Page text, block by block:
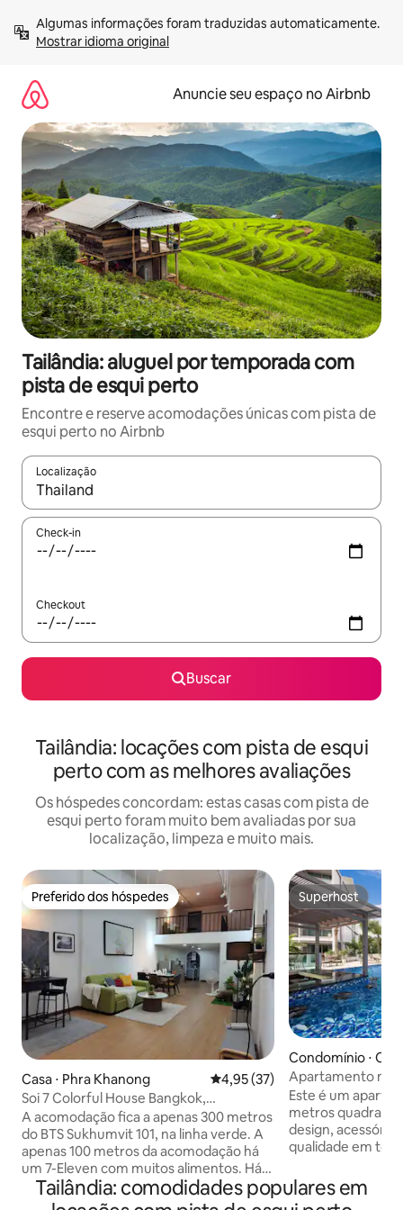
para
Mostrar idioma original
Anuncie seu espaço no Airbnb
Tailândia: aluguel por temporada com
pista de esqui perto
Encontre e reserve acomodações únicas com pista de
esqui perto no Airbnb
Localização
Quando os resultados estiverem disponíveis, explore-os
Check-in
Checkout
Buscar
Tailândia: locações com pista de esqui
perto com as melhores avaliações
Os hóspedes concordam: estas casas com pista de
esqui perto foram muito bem avaliadas por sua
localização, limpeza e muito mais.
Preferido dos hóspedes
Preferido dos hóspedes
Casa ⋅ Phra Khanong 4,95 de uma avaliação média
4,95 (37)
Soi 7 Colorful House Bangkok,
Sukhumvit 101
A acomodação fica a apenas 300 metros
do BTS Sukhumvit 101, na linha verde. A
apenas 100 metros da acomodação há
um 7-Eleven com muitos alimentos. Há
restaurantes e casas de massagem a
apenas 100 metros da acomodação. A
Superhost
Superhost
Condomínio ⋅
Apartamento
Laguna Bangtao
Este é um
metros
design,
qualidade em
moderno com
varanda com
Tailândia: comodidades populares em